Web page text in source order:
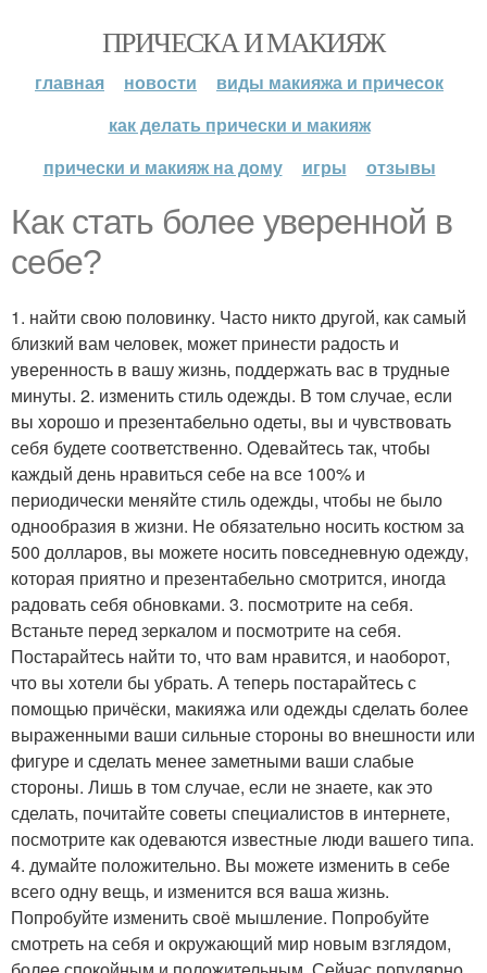
ПРИЧЕСКА И МАКИЯЖ
главная новости
виды макияжа и причесок
как делать прически и макияж
прически и макияж на дому
игры отзывы
Как стать более уверенной в
себе?
1. найти свою половинку. Часто никто другой, как самый
близкий вам человек, может принести радость и
уверенность в вашу жизнь, поддержать вас в трудные
минуты. 2. изменить стиль одежды. В том случае, если
вы хорошо и презентабельно одеты, вы и чувствовать
себя будете соответственно. Одевайтесь так, чтобы
каждый день нравиться себе на все 100% и
периодически меняйте стиль одежды, чтобы не было
однообразия в жизни. Не обязательно носить костюм за
500 долларов, вы можете носить повседневную одежду,
которая приятно и презентабельно смотрится, иногда
радовать себя обновками. 3. посмотрите на себя.
Встаньте перед зеркалом и посмотрите на себя.
Постарайтесь найти то, что вам нравится, и наоборот,
что вы хотели бы убрать. А теперь постарайтесь с
помощью причёски, макияжа или одежды сделать более
выраженными ваши сильные стороны во внешности или
фигуре и сделать менее заметными ваши слабые
стороны. Лишь в том случае, если не знаете, как это
сделать, почитайте советы специалистов в интернете,
посмотрите как одеваются известные люди вашего типа.
4. думайте положительно. Вы можете изменить в себе
всего одну вещь, и изменится вся ваша жизнь.
Попробуйте изменить своё мышление. Попробуйте
смотреть на себя и окружающий мир новым взглядом,